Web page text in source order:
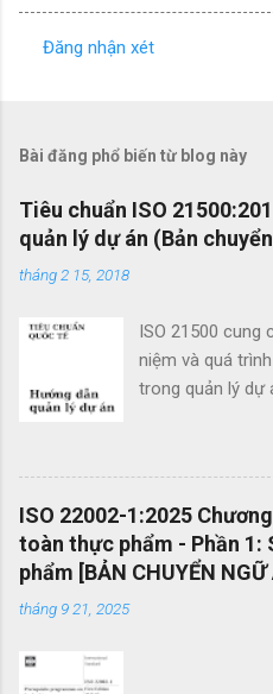
x
é
t
Đăng nhận xét
Bài đăng phổ biến từ blog này
Tiêu chuẩn ISO
quản lý dự án (Bản
tháng 2 15, 2018
ISO 21500 cung
niệm và quá
trong quản lý dự
nghiệm có thể
án theo tiêu
của dự án và
lợi ích của ISO
chuyển giao
các tổ chức
ISO 22002-1:2025
toàn thực phẩm - Phần 1:
phẩm [BẢN CHUYỂN NGỮ
tháng 9 21, 2025